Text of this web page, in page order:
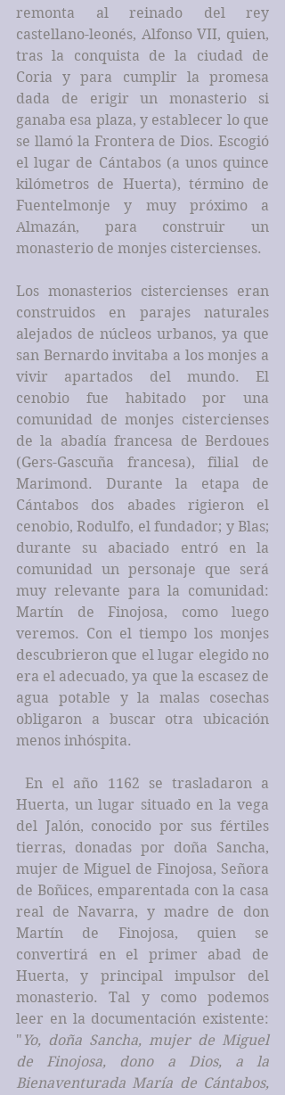
remonta al reinado del rey
castellano-leonés, Alfonso VII, quien,
tras la conquista de la ciudad de
Coria y para cumplir la promesa
dada de erigir un monasterio si
ganaba esa plaza, y establecer lo que
se llamó la Frontera de Dios. Escogió
el lugar de Cántabos (a unos quince
kilómetros de Huerta), término de
Fuentelmonje y muy próximo a
Almazán, para construir un
monasterio de monjes cistercienses.
Los monasterios cistercienses eran
construidos en parajes naturales
alejados de núcleos urbanos, ya que
san Bernardo invitaba a los monjes a
vivir apartados del mundo. El
cenobio fue habitado por una
comunidad de monjes cistercienses
de la abadía francesa de Berdoues
(Gers-Gascuña francesa), filial de
Marimond. Durante la etapa de
Cántabos dos abades rigieron el
cenobio, Rodulfo, el fundador; y Blas;
durante su abaciado entró en la
comunidad un personaje que será
muy relevante para la comunidad:
Martín de Finojosa, como luego
veremos. Con el tiempo los monjes
descubrieron que el lugar elegido no
era el adecuado, ya que la escasez de
agua potable y la malas cosechas
obligaron a buscar otra ubicación
menos inhóspita.
En el año 1162 se trasladaron a
Huerta, un lugar situado en la vega
del Jalón, conocido por sus fértiles
tierras, donadas por doña Sancha,
mujer de Miguel de Finojosa, Señora
de Boñices, emparentada con la casa
real de Navarra, y madre de don
Martín de Finojosa, quien se
convertirá en el primer abad de
Huerta, y principal impulsor del
monasterio. Tal y como podemos
leer en la documentación existente:
" Yo, doña Sancha, mujer de Miguel
de Finojosa, dono a Dios, a la
Bienaventurada María de Cántabos,